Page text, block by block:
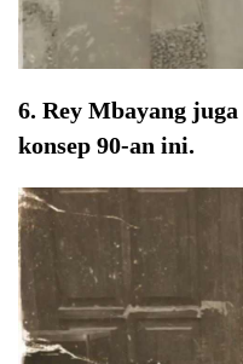
6. Rey Mbayang
konsep 90-an ini.